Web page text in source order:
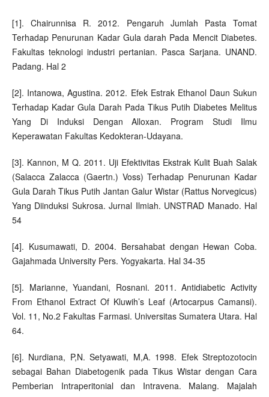
[1]. Chairunnisa R. 2012. Pengaruh Jumlah Pasta Tomat
Terhadap Penurunan Kadar Gula darah Pada Mencit Diabetes.
Fakultas teknologi industri pertanian. Pasca Sarjana. UNAND.
Padang. Hal 2
[2]. Intanowa, Agustina. 2012. Efek Estrak Ethanol Daun Sukun
Terhadap Kadar Gula Darah Pada Tikus Putih Diabetes Melitus
Yang Di Induksi Dengan Alloxan. Program Studi Ilmu
Keperawatan Fakultas Kedokteran-Udayana.
[3]. Kannon, M Q. 2011. Uji Efektivitas Ekstrak Kulit Buah Salak
(Salacca Zalacca (Gaertn.) Voss) Terhadap Penurunan Kadar
Gula Darah Tikus Putih Jantan Galur Wistar (Rattus Norvegicus)
Yang Diinduksi Sukrosa. Jurnal Ilmiah. UNSTRAD Manado. Hal
54
[4]. Kusumawati, D. 2004. Bersahabat dengan Hewan Coba.
Gajahmada University Pers. Yogyakarta. Hal 34-35
[5]. Marianne, Yuandani, Rosnani. 2011. Antidiabetic Activity
From Ethanol Extract Of Kluwih’s Leaf (Artocarpus Camansi).
Vol. 11, No.2 Fakultas Farmasi. Universitas Sumatera Utara. Hal
64.
[6]. Nurdiana, P,N. Setyawati, M,A. 1998. Efek Streptozotocin
sebagai Bahan Diabetogenik pada Tikus Wistar dengan Cara
Pemberian Intraperitonial dan Intravena. Malang. Majalah